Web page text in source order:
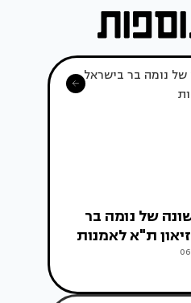
של נומה בר
ת"א לאמנות